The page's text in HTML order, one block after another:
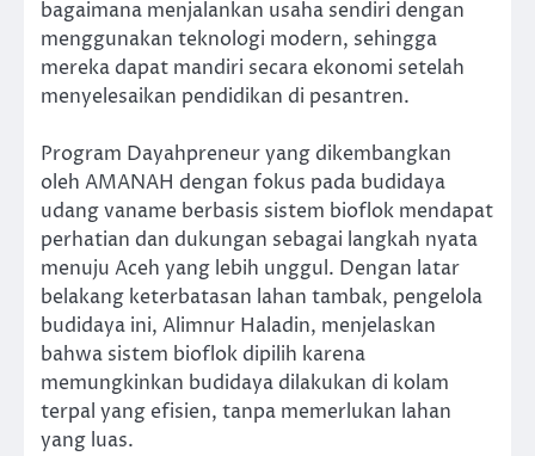
bagaimana menjalankan usaha sendiri dengan
menggunakan teknologi modern, sehingga
mereka dapat mandiri secara ekonomi setelah
menyelesaikan pendidikan di pesantren.
Program Dayahpreneur yang dikembangkan
oleh AMANAH dengan fokus pada budidaya
udang vaname berbasis sistem bioflok mendapat
perhatian dan dukungan sebagai langkah nyata
menuju Aceh yang lebih unggul. Dengan latar
belakang keterbatasan lahan tambak, pengelola
budidaya ini, Alimnur Haladin, menjelaskan
bahwa sistem bioflok dipilih karena
memungkinkan budidaya dilakukan di kolam
terpal yang efisien, tanpa memerlukan lahan
yang luas.